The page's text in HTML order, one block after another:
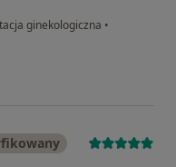
ginekologiczna •